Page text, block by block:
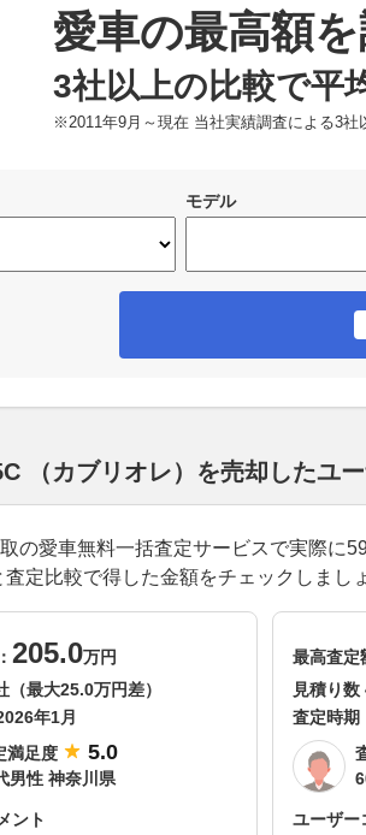
愛車の最高額を
3社以上の比較で平
※2011年9月～現在 当社実績調査による3社
モデル
（カブリオレ）を売却したユ
の愛車無料一括査定サービスで実際に
査定比較で得した金額をチェックしまし
205.0万円
（最大25.0万円差）
年1月
満足度
5.0
男性 神奈川県
ント
最高査定
見積り数
査定時期
ユーザー